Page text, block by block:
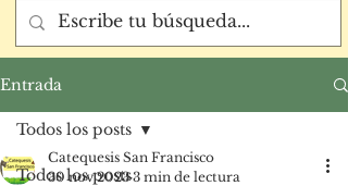
Entrada
Todos los posts
Todos los posts
Catequesis San Francisco
30 nov 2023 3 min de lectura